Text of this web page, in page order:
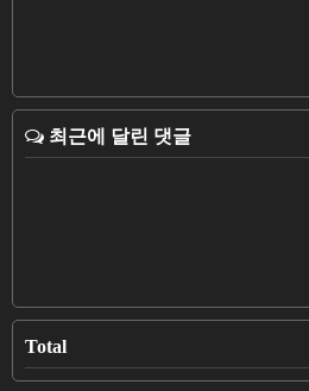
최근에 달린 댓글
Total